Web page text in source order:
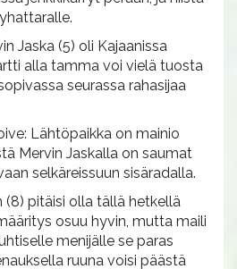
Jaska (5) oli Kajaanissa
alla tamma voi vielä tuosta
seurassa rahasijaa
Lähtöpaikka on mainio
Mervin Jaskalla on saumat
selkäreissuun sisäradalla.
(8) pitäisi olla tällä hetkellä
osuu hyvin, mutta maili
menijälle se paras
ruuna voisi päästä